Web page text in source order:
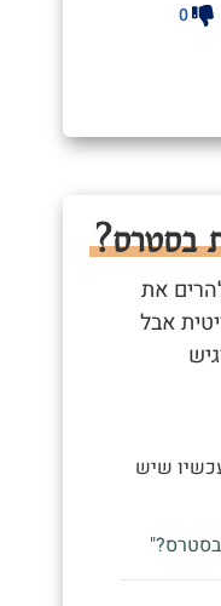
0
בסטרס?
את
אבל
שיש